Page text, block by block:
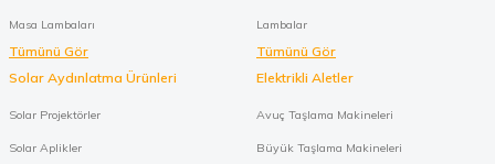
Masa Lambaları
Tümünü Gör
Lambalar
Tümünü Gör
Solar Aydınlatma Ürünleri
Solar Projektörler
Solar Aplikler
Elektrikli Aletler
Avuç Taşlama Makineleri
Büyük Taşlama Makineleri